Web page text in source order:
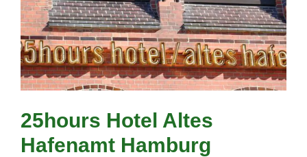
25hours Hotel Altes
Hafenamt Hamburg